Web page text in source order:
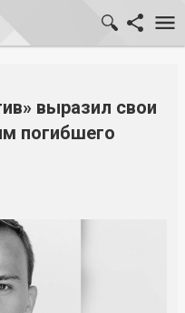
выразил свои
погибшего